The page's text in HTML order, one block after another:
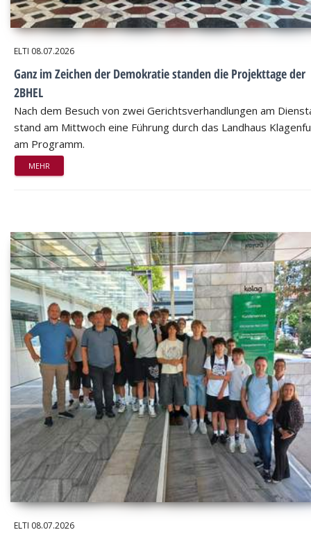
ELTI 08.07.2026
Ganz im Zeichen der Demokratie standen die Projekttage der
2BHEL
Nach dem Besuch von zwei Gerichtsverhandlungen am
stand am Mittwoch eine Führung durch das Landhaus
am Programm.
MEHR
ELTI 08.07.2026